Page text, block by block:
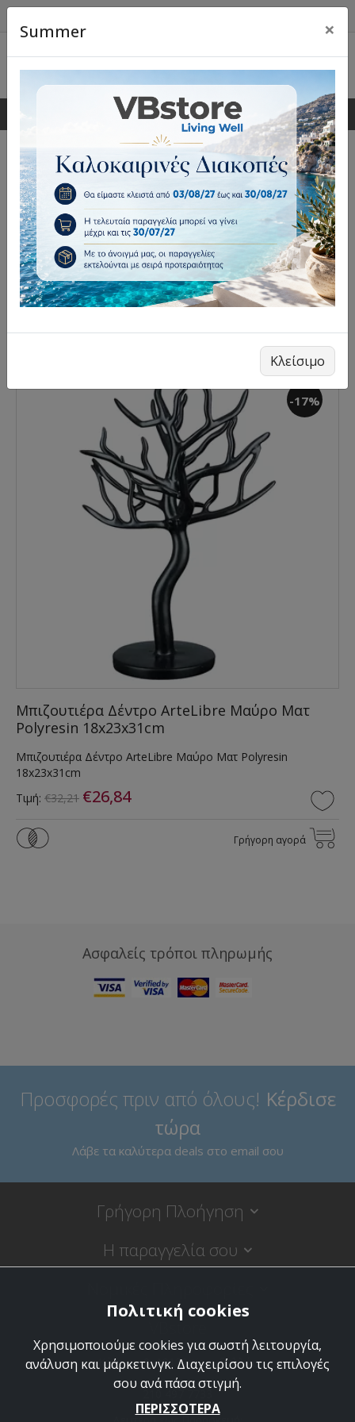
0 0
Κουτιά μπιζουτιέρες
Επέλεξε φίλτρα
Ταξινόμηση:
-17%
Μπιζουτιέρα Δέντρο ArteLibre Μαύρο Ματ
Polyresin 18x23x31cm
Μπιζουτιέρα Δέντρο ArteLibre Μαύρο Ματ Polyresin
18x23x31cm
Τιμή: €32,21 €26,84
Γρήγορη αγορά
Ασφαλείς τρόποι πληρωμής
Προσφορές πριν από όλους! Κέρδισε
τώρα
Λάβε τα καλύτερα deals στο email σου
Γρήγορη Πλοήγηση
Η παραγγελία σου
VBstore
Κύπρου 9, 18120 Κορυδαλλός
Πολιτική cookies
Χρησιμοποιούμε cookies για σωστή λειτουργία,
ανάλυση και μάρκετινγκ. Διαχειρίσου τις επιλογές
σου ανά πάσα στιγμή.
ΠΕΡΙΣΣΟΤΕΡΑ
Summer ×
Κλείσιμο